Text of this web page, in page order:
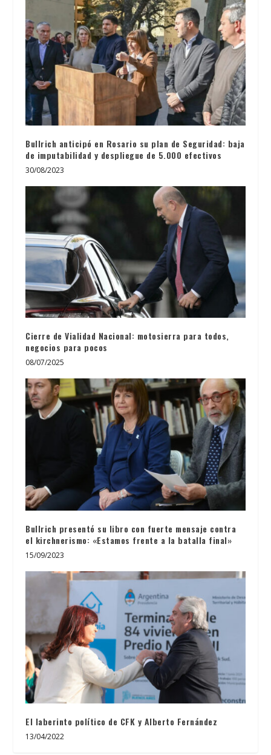
Bullrich anticipó en Rosario su plan de Seguridad: baja
de imputabilidad y despliegue de 5.000 efectivos
30/08/2023
Cierre de Vialidad Nacional: motosierra para todos,
negocios para pocos
08/07/2025
Bullrich presentó su libro con fuerte mensaje contra
el kirchnerismo: «Estamos frente a la batalla final»
15/09/2023
El laberinto político de CFK y Alberto Fernández
13/04/2022